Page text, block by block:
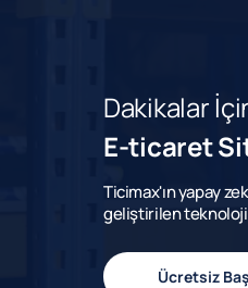
Dakikalar
E-ticaret
Ticimax'ın yapay
geliştirilen
Ücretsiz